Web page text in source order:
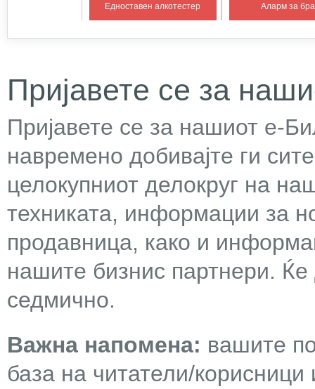
Едноставен алкотестер Аларм за
Пријавете се за
Пријавете се за нашиот е-
навремено добивајте ги
целокупниот делокруг на
техниката, информации за
продавница, како и
нашите бизнис партнери.
седмично.
Важна напомена: вашите
база на читатели/